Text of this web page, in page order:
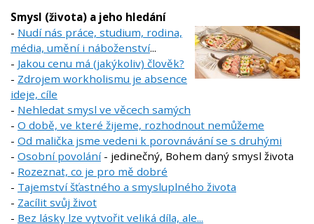
Smysl (života) a jeho hledání
- Nudí nás práce, studium, rodina,
média, umění i náboženství...
- Jakou cenu má (jakýkoliv) člověk?
- Zdrojem workholismu je absence
ideje, cíle
- Nehledat smysl ve věcech samých
- O době, ve které žijeme, rozhodnout nemůžeme
- Od malička jsme vedeni k porovnávání se s druhými
- Osobní povolání- jedinečný, Bohem daný smysl života
- Rozeznat, co je pro mě dobré
- Tajemství šťastného a smysluplného života
- Zacílit svůj život
- Bez lásky lze vytvořit veliká díla, ale...